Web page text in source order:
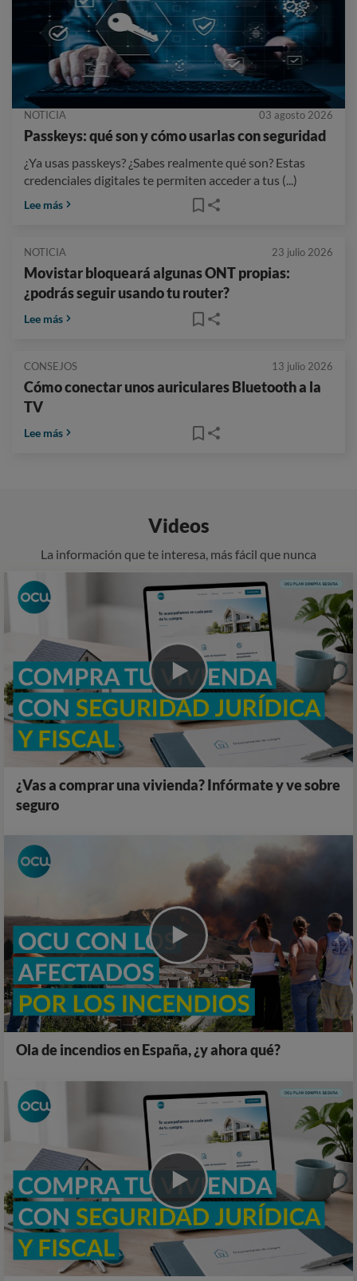
NOTICIA 03 agosto 2026
Passkeys: qué son y cómo usarlas con seguridad
¿Ya usas passkeys? ¿Sabes realmente qué son? Estas
credenciales digitales te permiten acceder a tus (...)
Lee más
NOTICIA 23 julio 2026
Movistar bloqueará algunas ONT propias:
¿podrás seguir usando tu router?
Lee más
CONSEJOS 13 julio 2026
Cómo conectar unos auriculares Bluetooth a la
TV
Lee más
Videos
La información que te interesa, más fácil que nunca
¿Vas a comprar una vivienda? Infórmate y ve sobre
seguro
Ola de incendios en España, ¿y ahora qué?